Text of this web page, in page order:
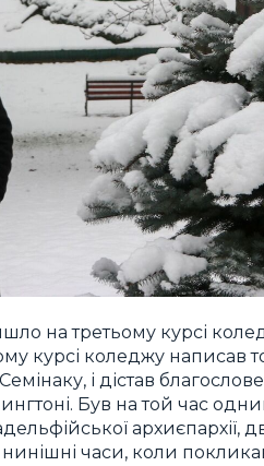
на третьому курсі
курсі коледжу написав
і дістав
Був на той час
часи, коли